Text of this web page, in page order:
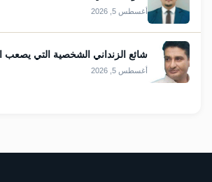
أغسطس 5, 2026
شائع الزنداني الشخصية التي يصعب
أغسطس 5, 2026